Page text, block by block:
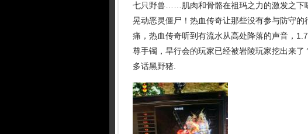
七只野兽……肌肉和骨骼在祖玛之力的激发之
晃动恶灵僵尸！热血传奇让那些没有参与防守
痛，热血传奇听到有流水从高处降落的声音，
尊手镯，旱行会的玩家已经被岩陵玩家挖出来
多话黑野猪.